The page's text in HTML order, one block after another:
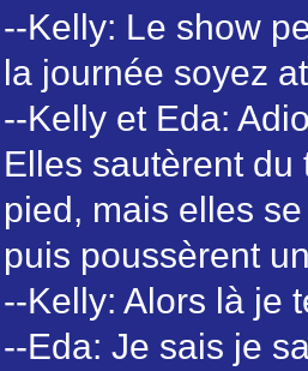
--Kelly: Le show
la journée soyez
--Kelly et Eda:
Elles sautèrent
pied, mais elles
puis poussèrent
--Kelly: Alors là je
--Eda: Je sais je